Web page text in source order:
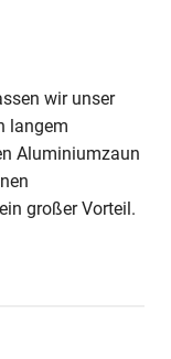
wir unser
langem
Aluminiumzaun
großer Vorteil.